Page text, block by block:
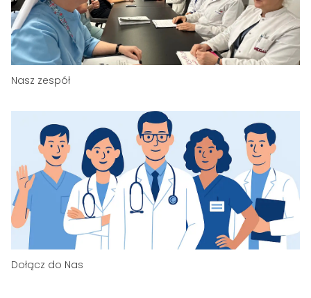
Nasz zespół
Dołącz do Nas